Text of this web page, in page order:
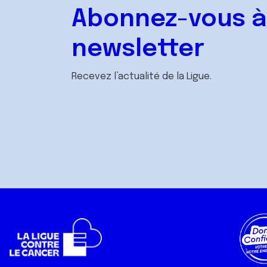
Abonnez-vous
newsletter
Recevez l’actualité de la Ligue.